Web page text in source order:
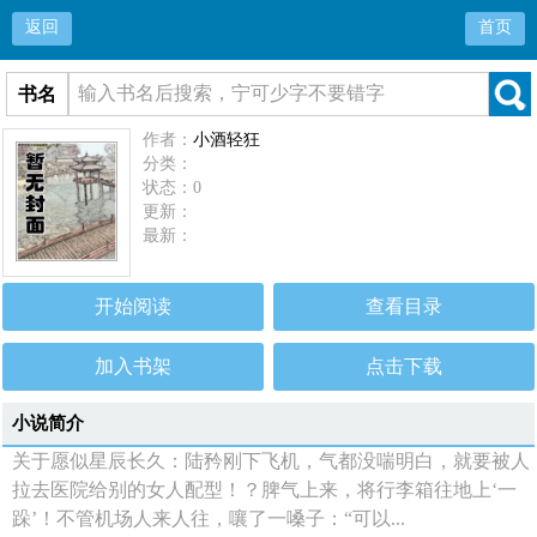
返回 首页
书名
作者：小酒轻狂
分类：
状态：0
更新：
最新：
开始阅读 查看目录
加入书架 点击下载
小说简介
关于愿似星辰长久：陆矜刚下飞机，气都没喘明白，就要被人
拉去医院给别的女人配型！？脾气上来，将行李箱往地上‘一
跺’！不管机场人来人往，嚷了一嗓子：“可以...